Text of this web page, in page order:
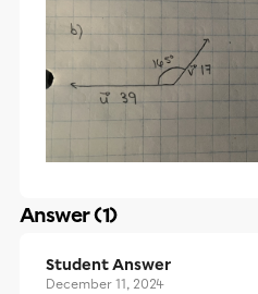
Answer (1)
Student Answer
December 11, 2024